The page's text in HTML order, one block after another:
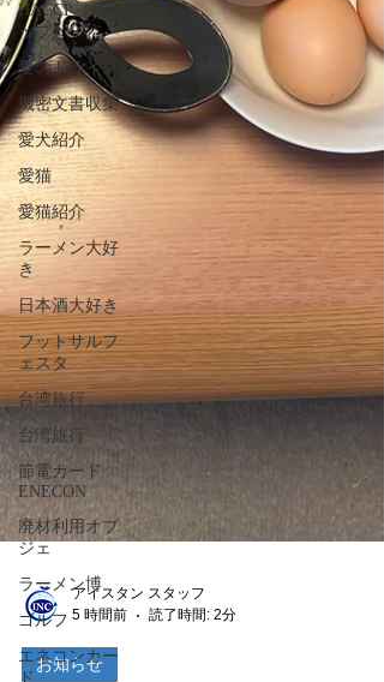
HACCP（ハサ
ップ）
夏のドライブ
機密文書収集
愛犬紹介
愛猫
愛猫紹介
ラーメン大好
き
日本酒大好き
フットサルフ
ェスタ
台湾旅行
台湾旅行
節電カード
ENECON
廃材利用オブ
ジェ
ラーメン博
ゴルフ
エネコンカー
ド
アイスタン スタッフ
5 時間前